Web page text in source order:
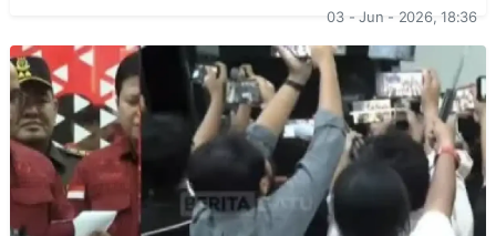
03 - Jun - 2026, 18:36